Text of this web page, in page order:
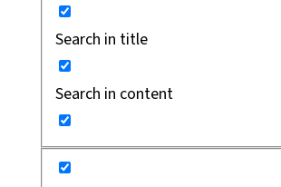
Search in title
Search in content